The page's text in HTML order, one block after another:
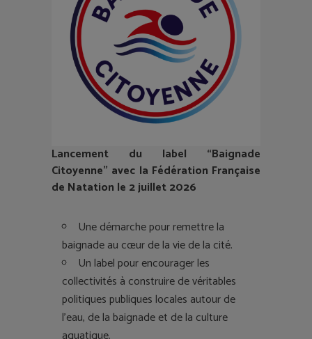
Lancement du label “Baignade
Citoyenne” avec la Fédération Française
de Natation le 2 juillet 2026
Une démarche pour remettre la
baignade au cœur de la vie de la cité.
Un label pour encourager les
collectivités à construire de véritables
politiques publiques locales autour de
l’eau, de la baignade et de la culture